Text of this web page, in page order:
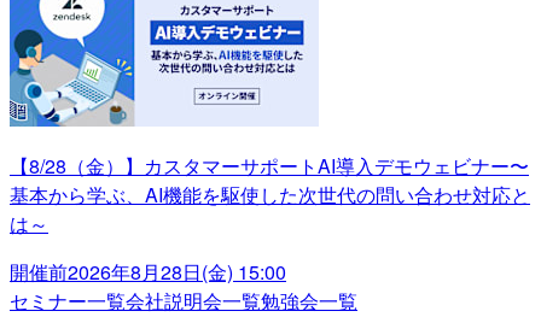
【8/28（金）】カスタマーサポートAI導入デモウェビナー〜
基本から学ぶ、AI機能を駆使した次世代の問い合わせ対応と
は～
開催前2026年8月28日(金) 15:00
セミナー一覧会社説明会一覧勉強会一覧